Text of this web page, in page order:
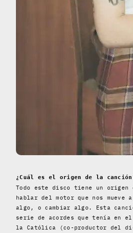
¿Cuál es el origen de la
Todo este disco tiene un origen
hablar del motor que nos mueve
algo, o cambiar algo. Esta
serie de acordes que tenía en
la Católica (co-productor del